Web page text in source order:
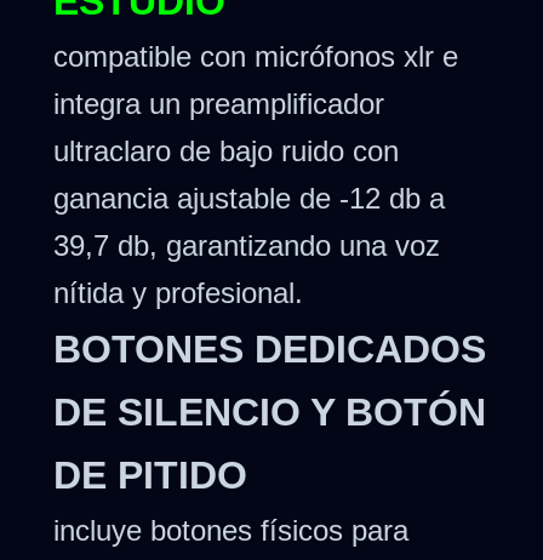
compatible con micrófonos xlr e
integra un preamplificador
ultraclaro de bajo ruido con
ganancia ajustable de -12 db a
39,7 db, garantizando una voz
nítida y profesional.
BOTONES DEDICADOS
DE SILENCIO Y BOTÓN
DE PITIDO
incluye botones físicos para